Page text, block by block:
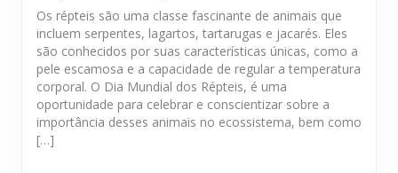
Os répteis são uma classe fascinante de animais que
incluem serpentes, lagartos, tartarugas e jacarés. Eles
são conhecidos por suas características únicas, como a
pele escamosa e a capacidade de regular a temperatura
corporal. O Dia Mundial dos Répteis, é uma
oportunidade para celebrar e conscientizar sobre a
importância desses animais no ecossistema, bem como
[…]